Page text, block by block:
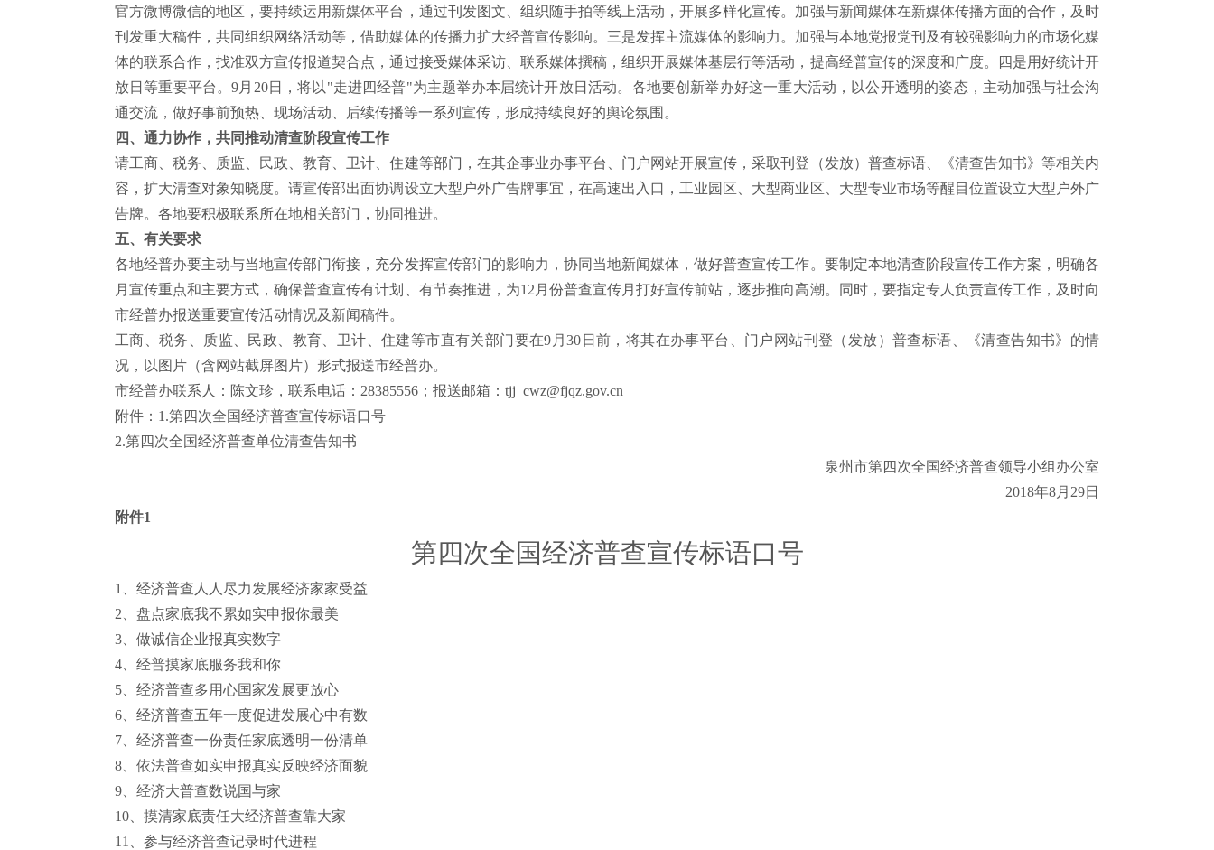
官方微博微信的地区，要持续运用新媒体平台，通过刊发图文、组织随手拍等线上活动，开展多样化宣传。加强与新闻媒体在新媒体传播方面的合作，及时
刊发重大稿件，共同组织网络活动等，借助媒体的传播力扩大经普宣传影响。三是发挥主流媒体的影响力。加强与本地党报党刊及有较强影响力的市场化媒
体的联系合作，找准双方宣传报道契合点，通过接受媒体采访、联系媒体撰稿，组织开展媒体基层行等活动，提高经普宣传的深度和广度。四是用好统计开
放日等重要平台。9月 20日，将以"走进四经普"为主题举办本届统计开放日活动。各地要创新举办好这一重大活动，以公开透明的姿态，主动加强与社会沟
通交流，做好事前预热、现场活动、后续传播等一系列宣传，形成持续良好的舆论氛围。
四、通力协作，共同推动清查阶段宣传工作
请工商、税务、质监、民政、教育、卫计、住建等部门，在其企事业办事平台、门户网站开展宣传，采取刊登（发放）普查标语、《清查告知书》等相关内
容，扩大清查对象知晓度。请宣传部出面协调设立大型户外广告牌事宜，在高速出入口，工业园区、大型商业区、大型专业市场等醒目位置设立大型户外广
告牌。各地要积极联系所在地相关部门，协同推进。
五、有关要求
各地经普办要主动与当地宣传部门衔接，充分发挥宣传部门的影响力，协同当地新闻媒体，做好普查宣传工作。要制定本地清查阶段宣传工作方案，明确各
月宣传重点和主要方式，确保普查宣传有计划、有节奏推进，为12 月份普查宣传月打好宣传前站，逐步推向高潮。同时，要指定专人负责宣传工作，及时向
市经普办报送重要宣传活动情况及新闻稿件。
工商、税务、质监、民政、教育、卫计、住建等市直有关部门要在9 月30 日前，将其在办事平台、门户网站刊登（发放）普查标语、《清查告知书》的情
况，以图片（含网站截屏图片）形式报送市经普办。
市经普办联系人：陈文珍，联系电话： 28385556； 报送邮箱： tjj_cwz@fjqz.gov.cn
附件： 1.第四次全国经济普查宣传标语口号
2.第四次全国经济普查单位清查告知书
泉州市第四次全国经济普查领导小组办公室
2018年8月 29日
附件1
第四次全国经济普查宣传标语口号
1
、经济普查人人尽力发展经济家家受益
2 、盘点家底我不累如实申报你最美
3、做诚信企业报真实数字
4、经普摸家底服务我和你
5、经济普查多用心国家发展更放心
6、经济普查五年一度促进发展心中有数
7、经济普查一份责任家底透明一份清单
8、依法普查如实申报真实反映经济面貌
9、经济大普查数说国与家
10、摸清家底责任大经济普查靠大家
11
、参与经济普查记录时代进程